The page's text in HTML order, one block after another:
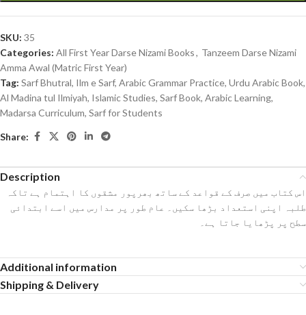
SKU: 35
Categories: All First Year Darse Nizami Books, Tanzeem Darse Nizami
Amma Awal (Matric First Year)
Tag: Sarf Bhutral, Ilm e Sarf, Arabic Grammar Practice, Urdu Arabic Book,
Al Madina tul Ilmiyah, Islamic Studies, Sarf Book, Arabic Learning,
Madarsa Curriculum, Sarf for Students
Share:
Description
اس کتاب میں صرف کے قواعد کے ساتھ بھرپور مشقوں کا اہتمام ہے تاکہ
طلبہ اپنی استعداد بڑھا سکیں۔ عام طور پر مدارس میں اسے ابتدائی
سطح پر پڑھایا جاتا ہے۔
Additional information
Shipping & Delivery